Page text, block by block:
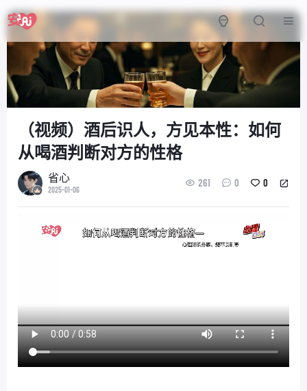
（视频）酒后识人，方见本性：如何
从喝酒判断对方的性格
省心
2025-01-06
261 0 0